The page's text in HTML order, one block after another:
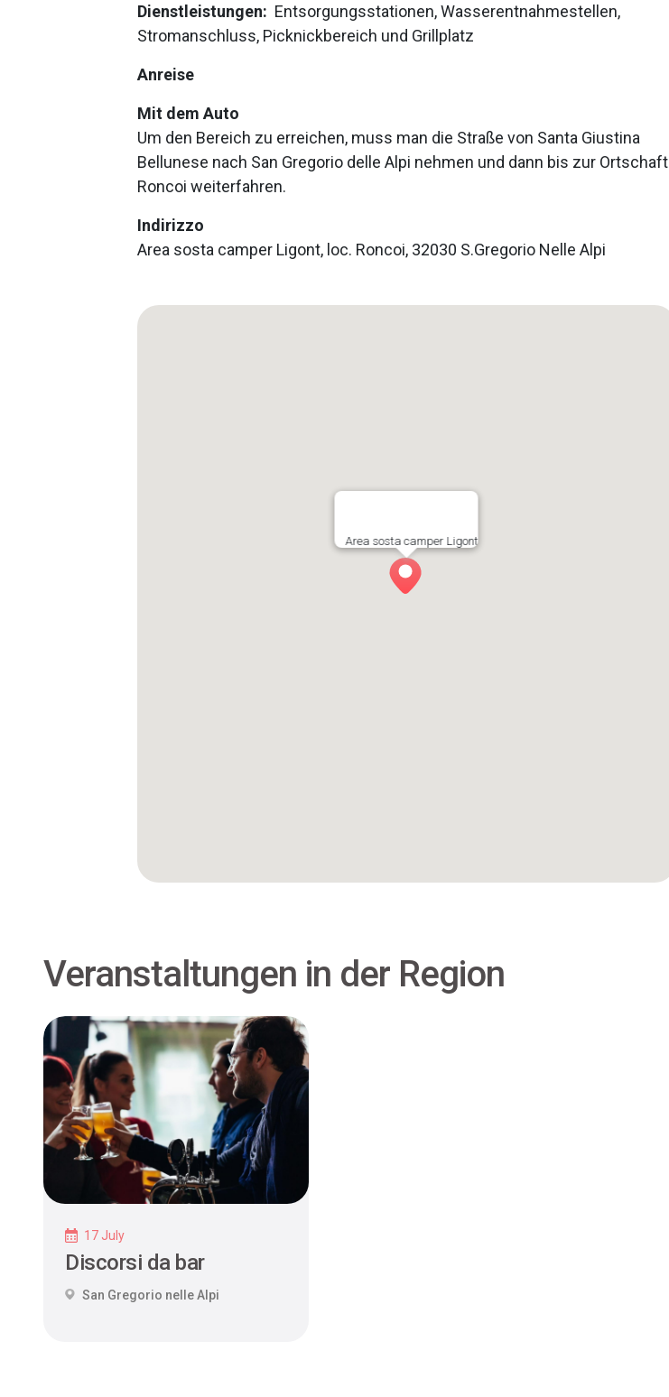
Dienstleistungen: Entsorgungsstationen, Wasserentnahmestellen,
Stromanschluss, Picknickbereich und Grillplatz
Anreise
Mit dem Auto
Um den Bereich zu erreichen, muss man die Straße von Santa Giustina
Bellunese nach San Gregorio delle Alpi nehmen und dann bis zur Ortschaft
Roncoi weiterfahren.
Indirizzo
Area sosta camper Ligont, loc. Roncoi, 32030 S.Gregorio Nelle Alpi
Area sosta camper Ligont
Veranstaltungen in der Region
17 July
Discorsi da bar
San Gregorio nelle Alpi